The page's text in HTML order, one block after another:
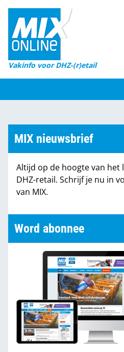
Vakinfo voor DHZ-(r)etail
Home
Magazines
DHZ Sessie
Marktcijfers
Partners
MIX nieuwsbrief
Altijd op de hoogte van het
DHZ-retail. Schrijf je nu in
van MIX.
Word abonnee